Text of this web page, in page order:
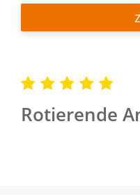
Rotierende